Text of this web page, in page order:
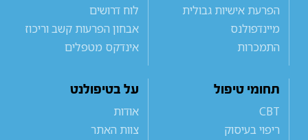
הפרעת אישיות גבולית
מיינדפולנס
התמכרות
לוח דרושים
אבחון הפרעות קשב וריכוז
אינדקס מטפלים
תחומי טיפול
CBT
ריפוי בעיסוק
על בטיפולנט
אודות
צוות האתר